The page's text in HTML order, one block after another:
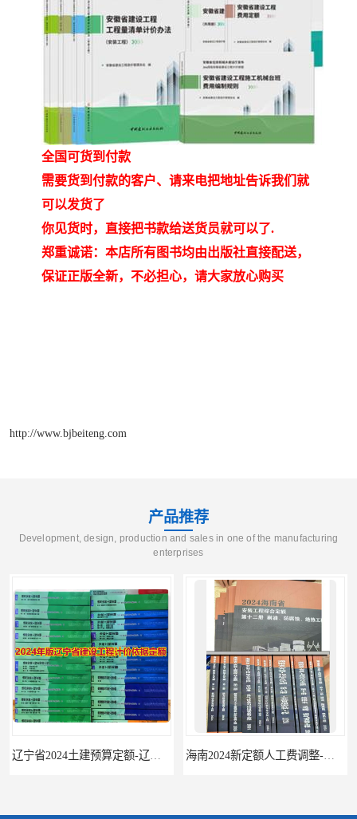
全国可货到付款
需要货到付款的客户、请来电把地址告诉我们就
可以发货了
你见货时，直接把书款给送货员就可以了.
郑重诚诺：本店所有图书均由出版社直接配送，
保证正版全新，不必担心，请大家放心购买
http://www.bjbeiteng.com
产品推荐
Development, design, production and sales in one of the manufacturing
enterprises